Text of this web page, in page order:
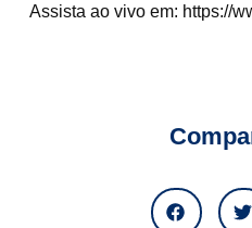
Assista ao vivo em: https://